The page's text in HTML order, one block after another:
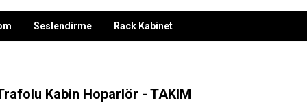
Seslendirme Rack Kabinet
Kabin Hoparlör - TAKIM